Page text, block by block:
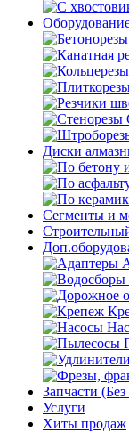
Диски
Сегменты и
Запчасти
Услуги
Хиты продаж